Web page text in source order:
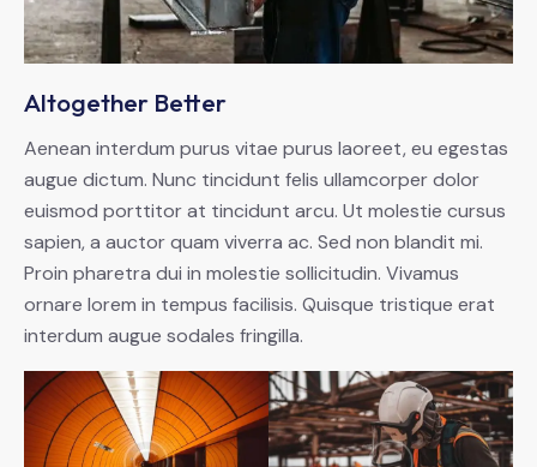
Altogether Better
Aenean interdum purus vitae purus laoreet, eu egestas
augue dictum. Nunc tincidunt felis ullamcorper dolor
euismod porttitor at tincidunt arcu. Ut molestie cursus
sapien, a auctor quam viverra ac. Sed non blandit mi.
Proin pharetra dui in molestie sollicitudin. Vivamus
ornare lorem in tempus facilisis. Quisque tristique erat
interdum augue sodales fringilla.